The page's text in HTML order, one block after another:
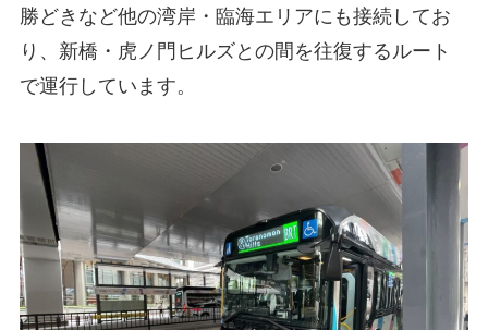
勝どきなど他の湾岸・臨海エリアにも接続してお
り、新橋・虎ノ門ヒルズとの間を往復するルート
で運行しています。